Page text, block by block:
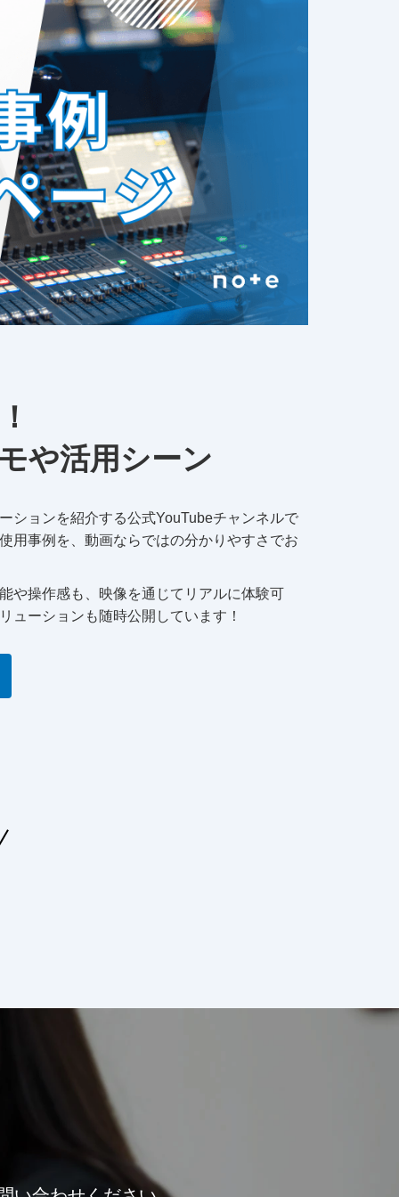
や活用シーン
ションを紹介する公式YouTubeチャンネルで
用事例を、動画ならではの分かりやすさでお
や操作感も、映像を通じてリアルに体験可
ューションも随時公開しています！